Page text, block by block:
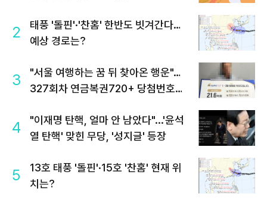
2
태풍 '돌핀'·'찬홈' 한반도 빗겨간다…
예상 경로는?
3
"서울 여행하는 꿈 뒤 찾아온 행운"…
327회차 연금복권720+ 당첨번호조
4
"이재명 탄핵, 얼마 안 남았다"...'윤석
열 탄핵' 맞힌 무당, '성지글' 등장
5
13호 태풍 '돌핀'·15호 '찬홈' 현재 위
치는?